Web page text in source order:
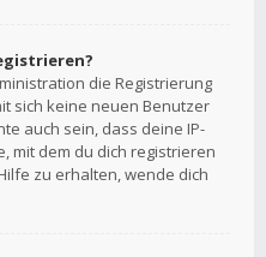
die Registrierung
sich keine neuen Benutzer
auch sein, dass deine IP-
mit dem du dich registrieren
zu erhalten, wende dich